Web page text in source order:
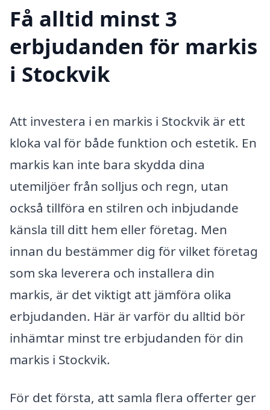
Få alltid minst 3
erbjudanden för markis
i Stockvik
Att investera i en markis i Stockvik är ett
kloka val för både funktion och estetik. En
markis kan inte bara skydda dina
utemiljöer från solljus och regn, utan
också tillföra en stilren och inbjudande
känsla till ditt hem eller företag. Men
innan du bestämmer dig för vilket företag
som ska leverera och installera din
markis, är det viktigt att jämföra olika
erbjudanden. Här är varför du alltid bör
inhämtar minst tre erbjudanden för din
markis i Stockvik.
För det första, att samla flera offerter ger